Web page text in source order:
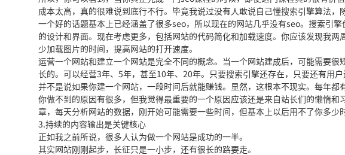
成本太高，真的很难说到底行不行。毕竟我说过没有人敢说自己懂搜索引擎算法，
一个好的话题基本上已经涵盖了很多seo，所以现在的网站几乎没有seo。搜索引
的设计和界面。现在考虑更多，包括网站的代码简化和加载速度。你应该发现我
少加载图片的时间，提高网站的打开速度。
运营一个网站和建立一个网站是完全不同的概念。当一个网站建成后，可能需要
长的。可以经营3年、5年，甚至10年、20年。只要搜索引擎还存在，只要还有用
并不是说如果你建一个网站，一段时间后就能赚钱。显然，这根本不现实。每年都
你做不到的原因有很多，但我觉得最重要的一个原因应该还是来自站长们的懒惰
章，每天分析网站的数据，刚开始可能需要一些时间，但基本上以后用不了你多少
3.持续的内容输出是关键核心
正如我之前所说，很多人认为做一个网站是成功的一半。
其实网站刚刚起步，长征只是一小步，还有很长的路要走。